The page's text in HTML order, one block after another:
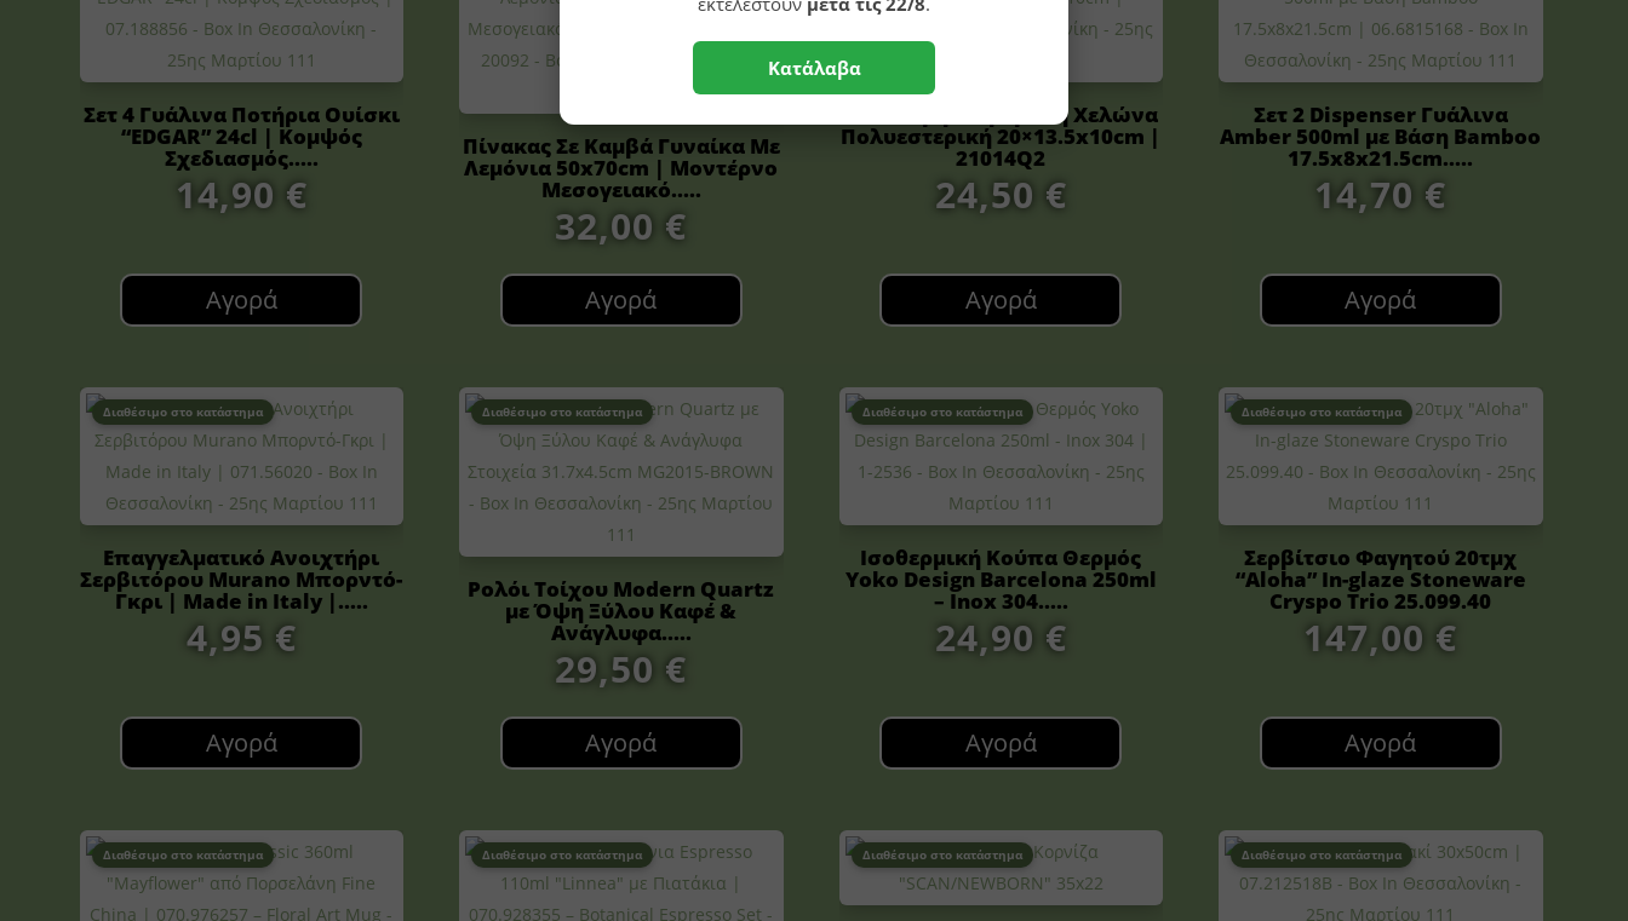
Σετ 4 Γυάλινα Ποτήρια Ουίσκι
“EDGAR” 24cl | Κομψός
Σχεδιασμός.....
14,90 €
Αγορά
Πίνακας Σε Καμβά Γυναίκα Με
Λεμόνια 50x70cm | Μοντέρνο
Μεσογειακό.....
32,00 €
Αγορά
Διακοσμητική Χρυσή Χελώνα
Πολυεστερική 20×13.5x10cm |
21014Q2
24,50 €
Αγορά
Σετ 2 Dispenser Γυάλινα
Amber 500ml με Βάση Bamboo
17.5x8x21.5cm.....
14,70 €
Αγορά
Διαθέσιμο στο κατάστημα
Επαγγελματικό Ανοιχτήρι
Σερβιτόρου Murano Μπορντό-
Γκρι | Made in Italy |.....
4,95 €
Αγορά
Διαθέσιμο στο κατάστημα
Ρολόι Τοίχου Modern Quartz
με Όψη Ξύλου Καφέ &
Ανάγλυφα.....
29,50 €
Αγορά
Διαθέσιμο στο κατάστημα
Ισοθερμική Κούπα Θερμός
Yoko Design Barcelona 250ml
– Inox 304.....
24,90 €
Αγορά
Διαθέσιμο στο κατάστημα
Σερβίτσιο Φαγητού 20τμχ
“Aloha” In-glaze Stoneware
Cryspo Trio 25.099.40
147,00 €
Αγορά
Διαθέσιμο στο κατάστημα Διαθέσιμο στο κατάστημα Διαθέσιμο στο κατάστημα Διαθέσιμο στο κατάστημα
Κατάλαβα